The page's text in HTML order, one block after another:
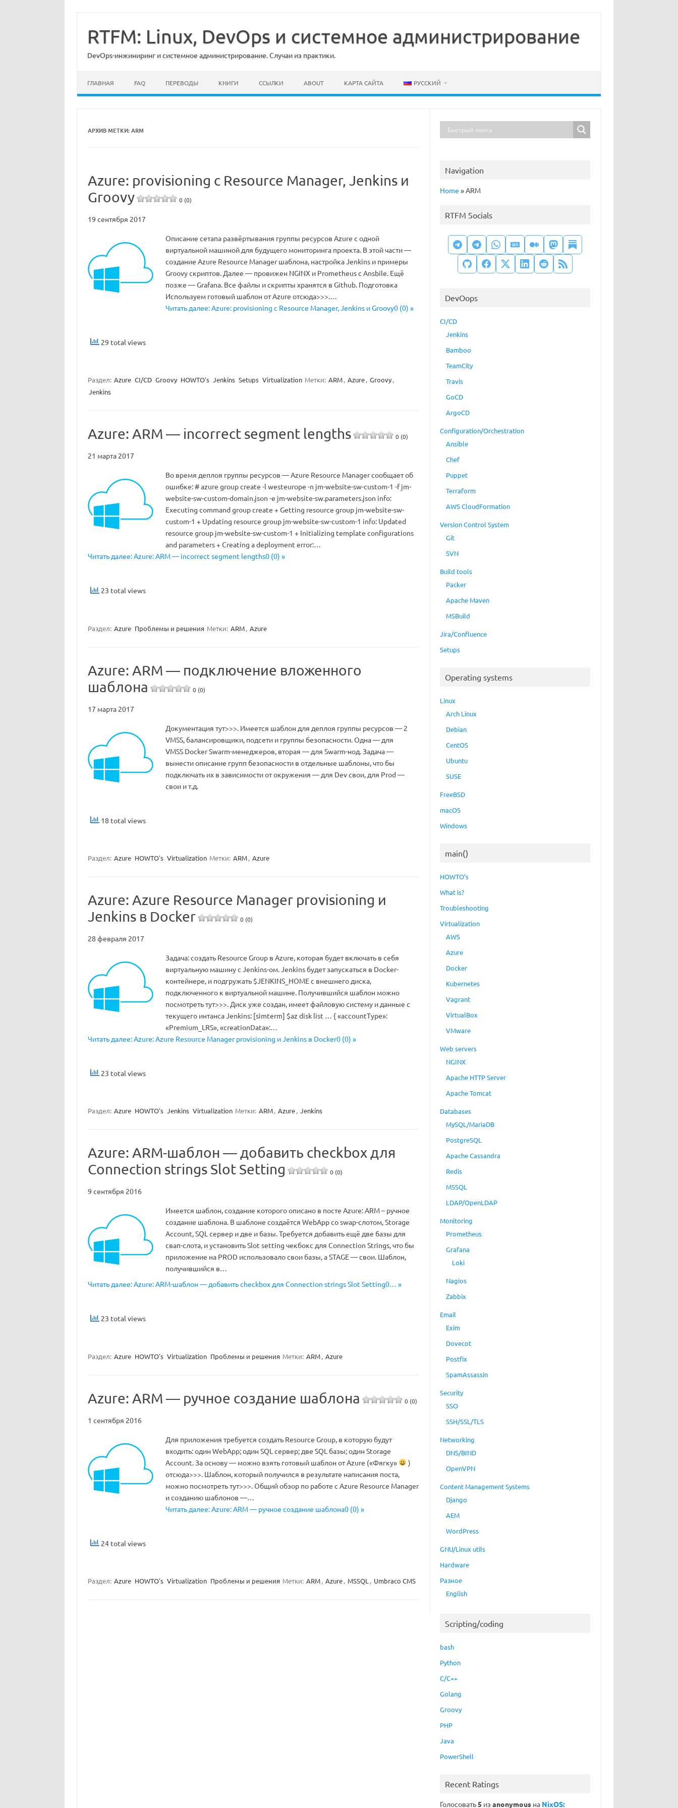
содержимому
RTFM: Linux, DevOps и системное администрирование
DevOps-инжиниринг и системное администрирование. Случаи из практики.
ГЛАВНАЯ FAQ ПЕРЕВОДЫ КНИГИ ССЫЛКИ ABOUT КАРТА САЙТА РУССКИЙ
АРХИВ МЕТКИ:ARM
Azure: provisioning с Resource Manager, Jenkins и
Groovy
0 (0)
19 сентября 2017
Описание сетапа развёртывания группы ресурсов Azure с одной
виртуальной машиной для будущего мониторинга проекта. В этой части —
создание Azure Resource Manager шаблона, настройка Jenkins и примеры
Groovy скриптов. Далее — провижен NGINX и Prometheus с Ansbile. Ещё
позже — Grafana. Все файлы и скрипты хранятся в Github. Подготовка
Используем готовый шаблон от Azure отсюда>>>.…
Читать далее: Azure: provisioning с Resource Manager, Jenkins и Groovy0 (0) »
29 total views
Раздел: Azure CI/CD Groovy HOWTO's Jenkins Setups Virtualization Метки: ARM, Azure, Groovy,
Jenkins
Azure: ARM — incorrect segment lengths 0 (0)
21 марта 2017
Во время деплоя группы ресурсов — Azure Resource Manager сообщает об
ошибке: # azure group create -l westeurope -n jm-website-sw-custom-1 -f jm-
website-sw-custom-domain.json -e jm-website-sw.parameters.json info:
Executing command group create + Getting resource group jm-website-sw-
custom-1 + Updating resource group jm-website-sw-custom-1 info: Updated
resource group jm-website-sw-custom-1 + Initializing template configurations
and parameters + Creating a deployment error:…
Читать далее: Azure: ARM — incorrect segment lengths0 (0) »
23 total views
Раздел: Azure Проблемы и решения Метки: ARM, Azure
Azure: ARM — подключение вложенного
шаблона
0 (0)
17 марта 2017
Документация тут>>>. Имеется шаблон для деплоя группы ресурсов — 2
VMSS, балансировщики, подсети и группы безопасности. Одна — для
VMSS Docker Swarm-менеджеров, вторая — для Swarm-нод. Задача —
вынести описание групп безопасности в отдельные шаблоны, что бы
подключать их в зависимости от окружения — для Dev свои, для Prod —
свои и т.д.
18 total views
Раздел: Azure HOWTO's Virtualization Метки: ARM, Azure
Azure: Azure Resource Manager provisioning и
Jenkins в Docker
0 (0)
28 февраля 2017
Задача: создать Resource Group в Azure, которая будет включать в себя
виртуальную машину с Jenkins-ом. Jenkins будет запускаться в Docker-
контейнере, и подгружать $JENKINS_HOME с внешнего диска,
подключенного к виртуальной машине. Получившийся шаблон можно
посмотреть тут>>>. Диск уже создан, имеет файловую систему и данные с
текущего интанса Jenkins: [simterm] $az disk list … { «accountType»:
«Premium_LRS», «creationData»:…
Читать далее: Azure: Azure Resource Manager provisioning и Jenkins в Docker0 (0) »
23 total views
Раздел: Azure HOWTO's Jenkins Virtualization Метки: ARM, Azure, Jenkins
Azure: ARM-шаблон — добавить checkbox для
Connection strings Slot Setting
0 (0)
9 сентября 2016
Имеется шаблон, создание которого описано в посте Azure: ARM – ручное
создание шаблона. В шаблоне создаётся WebApp со swap-слотом, Storage
Account, SQL сервер и две и базы. Требуется добавить ещё две базы для
свап-слота, и установить Slot setting чекбокс для Connection Strings, что бы
приложение на PROD использовало свои базы, а STAGE — свои. Шаблон,
получившийся в…
Читать далее: Azure: ARM-шаблон — добавить checkbox для Connection strings Slot Setting0… »
23 total views
Раздел: Azure HOWTO's Virtualization Проблемы и решения Метки: ARM, Azure
Azure: ARM — ручное создание шаблона 0 (0)
1 сентября 2016
Для приложения требуется создать Resource Group, в которую будут
входить: один WebApp; один SQL сервер; две SQL базы; один Storage
Account. За основу — можно взять готовый шаблон от Azure («Фягку»
)
отсюда>>>. Шаблон, который получился в результате написания поста,
можно посмотреть тут>>>. Общий обзор по работе с Azure Resource Manager
и созданию шаблонов —…
Читать далее: Azure: ARM — ручное создание шаблона0 (0) »
24 total views
Раздел: Azure HOWTO's Virtualization Проблемы и решения Метки: ARM, Azure, MSSQL , Umbraco CMS
Navigation
Home »ARM
RTFM Socials
DevOops
CI/CD
Jenkins
Bamboo
TeamCity
Travis
GoCD
ArgoCD
Configuration/Orchestration
Ansible
Chef
Puppet
Terraform
AWS CloudFormation
Version Control System
Git
SVN
Build tools
Packer
Apache Maven
MSBuild
Jira/Confluence
Setups
Operating systems
Linux
Arch Linux
Debian
CentOS
Ubuntu
SUSE
FreeBSD
macOS
Windows
main()
HOWTO’s
What is?
Troubleshooting
Virtualization
AWS
Azure
Docker
Kubernetes
Vagrant
VirtualBox
VMware
Web servers
NGINX
Apache HTTP Server
Apache Tomcat
Databases
MySQL/MariaDB
PostgreSQL
Apache Cassandra
Redis
MSSQL
LDAP/OpenLDAP
Monitoring
Prometheus
Grafana
Loki
Nagios
Zabbix
Email
Exim
Dovecot
Postfix
SpamAssassin
Security
SSO
SSH/SSL/TLS
Networking
DNS/BIND
OpenVPN
Content Management Systems
Django
AEM
WordPress
GNU/Linux utils
Hardware
Разное
English
Scripting/coding
bash
Python
C/C++
Golang
Groovy
PHP
Java
PowerShell
Recent Ratings
Голосовать5 изanonymous на NixOS: